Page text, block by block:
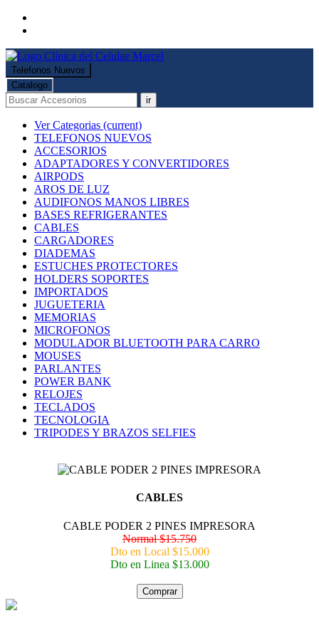
Telefonos Nuevos
Catalogo
ir
Ver Categorias (current)
TELEFONOS NUEVOS
ACCESORIOS
ADAPTADORES Y CONVERTIDORES
AIRPODS
AROS DE LUZ
AUDIFONOS MANOS LIBRES
BASES REFRIGERANTES
CABLES
CARGADORES
DIADEMAS
ESTUCHES PROTECTORES
HOLDERS SOPORTES
IMPORTADOS
JUGUETERIA
MEMORIAS
MICROFONOS
MODULADOR BLUETOOTH PARA CARRO
MOUSES
PARLANTES
POWER BANK
RELOJES
TECLADOS
TECNOLOGIA
TRIPODES Y BRAZOS SELFIES
CABLES
CABLE PODER 2 PINES IMPRESORA
Normal $15.750
Dto en Local $15.000
Dto en Linea $13.000